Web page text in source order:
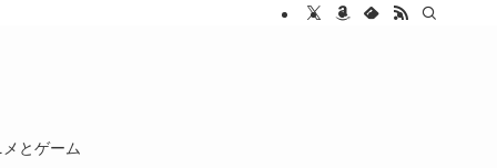
とゲーム